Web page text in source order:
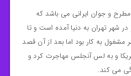
مطرح و جوان ایرانی می باشد که
او در شهر تهران به دنیا آمده است و تا
مشغول به کار بود اما بعد از آن قصد
و به لس آنجلس مهاجرت کرد و
می کند.